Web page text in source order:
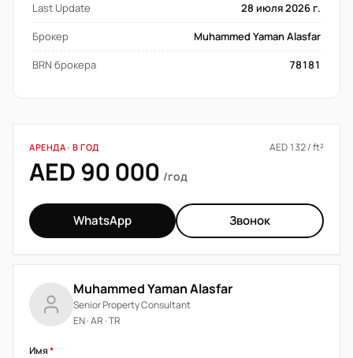
Last Update
28 июля 2026 г.
Брокер
Muhammed Yaman Alasfar
BRN брокера
78181
АРЕНДА · В ГОД AED 132 / ft²
AED 90 000 /год
WhatsApp Звонок
Muhammed Yaman Alasfar
Senior Property Consultant
EN · AR · TR
Имя*